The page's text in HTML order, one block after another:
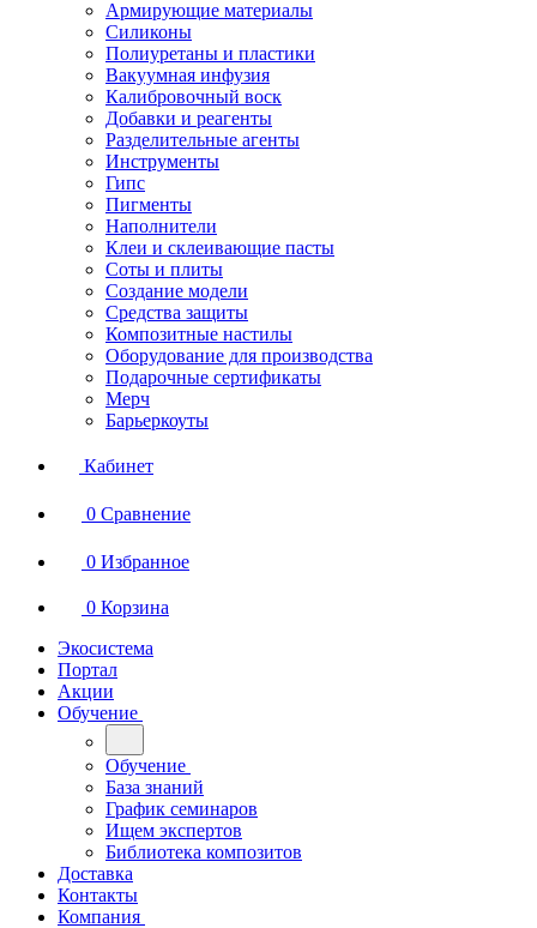
Армирующие материалы
Силиконы
Полиуретаны и пластики
Вакуумная инфузия
Калибровочный воск
Добавки и реагенты
Разделительные агенты
Инструменты
Гипс
Пигменты
Наполнители
Клеи и склеивающие пасты
Соты и плиты
Создание модели
Средства защиты
Композитные настилы
Оборудование для производства
Подарочные сертификаты
Мерч
Барьеркоуты
Кабинет
0 Сравнение
0 Избранное
0 Корзина
Экосистема
Портал
Акции
Обучение
Обучение
База знаний
График семинаров
Ищем экспертов
Библиотека композитов
Доставка
Контакты
Компания